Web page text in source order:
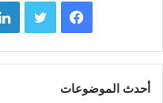
فيسبوك تويتر
أحدث الموضوعات